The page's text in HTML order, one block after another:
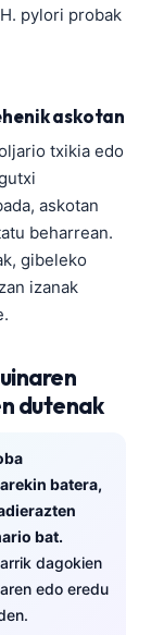
pylori probak
askotan
txikia edo
askotan
beharrean.
gibeleko
izanak
dutenak
batera,
bat.
dagokien
edo eredu